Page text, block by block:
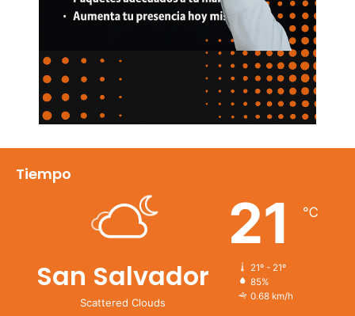
Tiempo
San Salvador
Scattered Clouds
21 ℃
21º - 21º
85%
0.68 km/h